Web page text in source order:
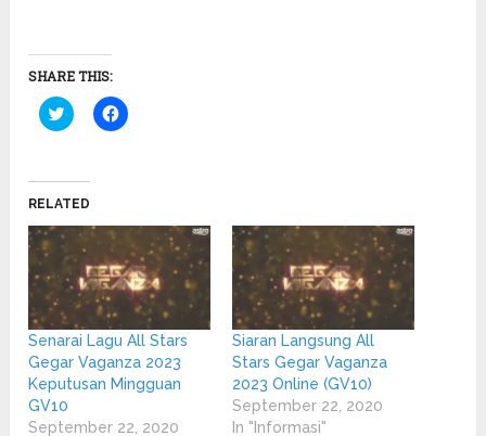
SHARE THIS:
Click
to
(Opens
in
new
window)
Click
to
window)
RELATED
Senarai Lagu All Stars
Gegar Vaganza 2023
Keputusan Mingguan
GV10
September 22, 2020
Siaran Langsung All
Stars Gegar Vaganza
2023 Online (GV10)
September 22, 2020
In "Informasi"